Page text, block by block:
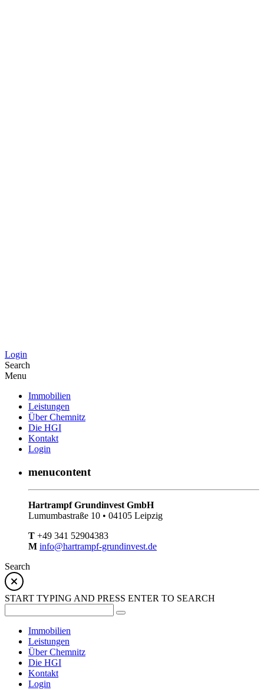
Login
Search
Menu
Immobilien
Leistungen
Über Chemnitz
Die HGI
Kontakt
Login
menucontent
Hartrampf Grundinvest GmbH
Lumumbastraße 10 • 04105 Leipzig
T +49 341 52904383
M info@hartrampf-grundinvest.de
Search
START TYPING AND PRESS ENTER TO SEARCH
Immobilien
Leistungen
Über Chemnitz
Die HGI
Kontakt
Login